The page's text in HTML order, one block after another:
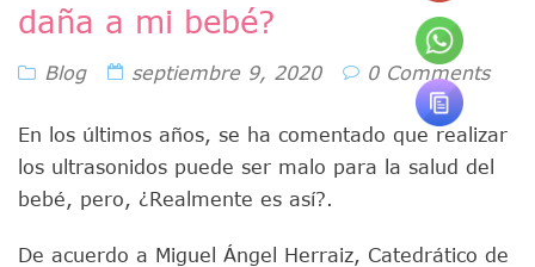
daña a mi bebé?
Blog septiembre 9, 2020 0 Comments
En los últimos años, se ha comentado que realizar
los ultrasonidos puede ser malo para la salud del
bebé, pero, ¿Realmente es así?.
De acuerdo a Miguel Ángel Herraiz, Catedrático de